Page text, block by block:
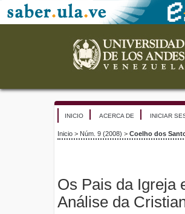
INICIO ACERCA DE INICIAR
Inicio > Núm. 9 (2008) > Coelho dos
Os Pais da Igreja
Análise da